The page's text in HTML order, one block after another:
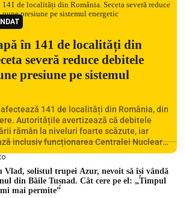
în 141 de localități din
severă reduce debitele
presiune pe sistemul
141 de localități din România, din
Autoritățile avertizează că debitele
rămân la niveluri foarte scăzute, iar
inclusiv funcționarea Centralei Nucleare
se confruntă cu una dintre cele mai
punct de vedere hidrologic din ultimii ani.
Vlad, solistul trupei Azur, nevoit să își vândă
din Băile Tușnad. Cât cere pe el: „Timpul
mai permite”